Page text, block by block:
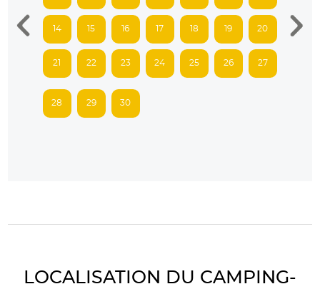
14 15 16 17 18 19 20
21 22 23 24 25 26 27
28 29 30
LOCALISATION DU CAMPING-